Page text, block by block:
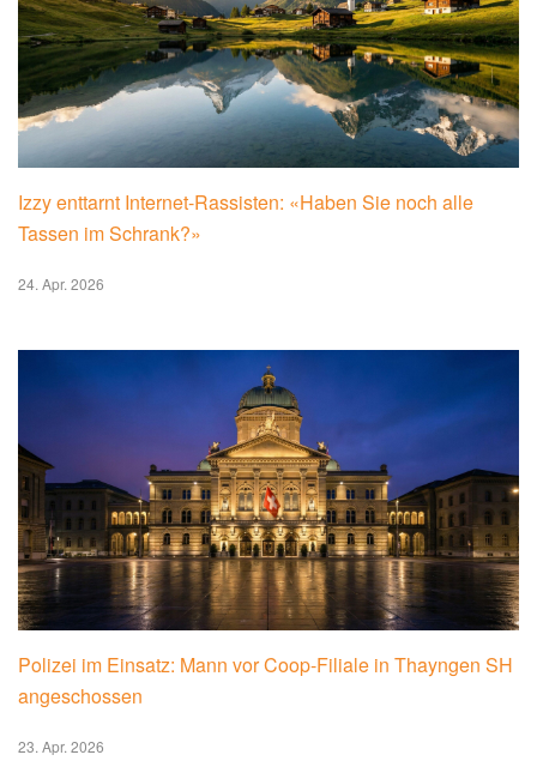
Izzy enttarnt Internet-Rassisten: «Haben Sie noch alle
Tassen im Schrank?»
24. Apr. 2026
Polizei im Einsatz: Mann vor Coop-Filiale in Thayngen SH
angeschossen
23. Apr. 2026